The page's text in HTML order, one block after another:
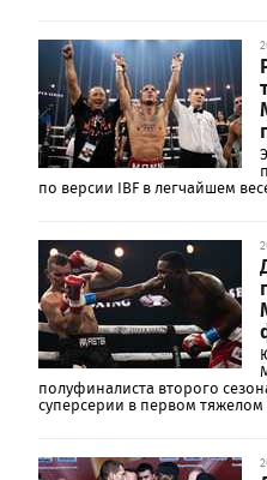
по версии IBF в легчайшем
полуфиналиста второго
суперсерии в первом тяжелом